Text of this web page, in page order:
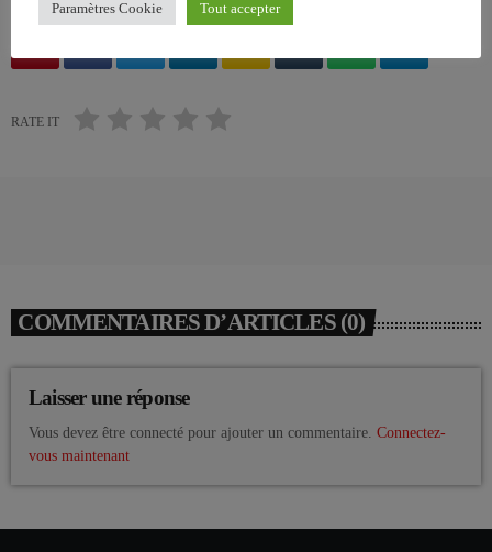
RATE IT
COMMENTAIRES D’ARTICLES (0)
Laisser une réponse
Vous devez être connecté pour ajouter un commentaire. Connectez-
vous maintenant
Paramètres Cookie Tout accepter